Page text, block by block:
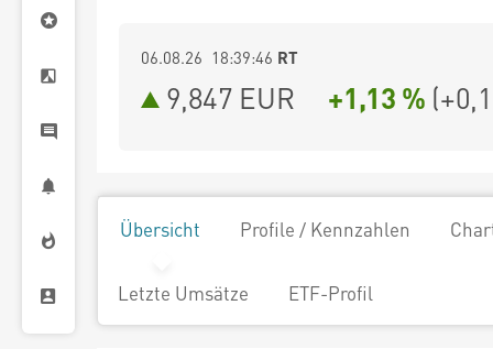
06.08.26 18:39:46 RT
9,847 EUR +1,13 % (
Übersicht Profile / Kennzahlen
Letzte Umsätze ETF-Profil